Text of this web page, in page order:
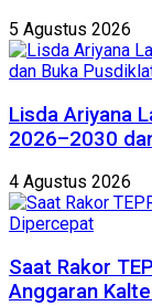
5 Agustus 2026
Lisda Ariyana
2026–2030
4 Agustus 2026
Saat Rakor
Anggaran